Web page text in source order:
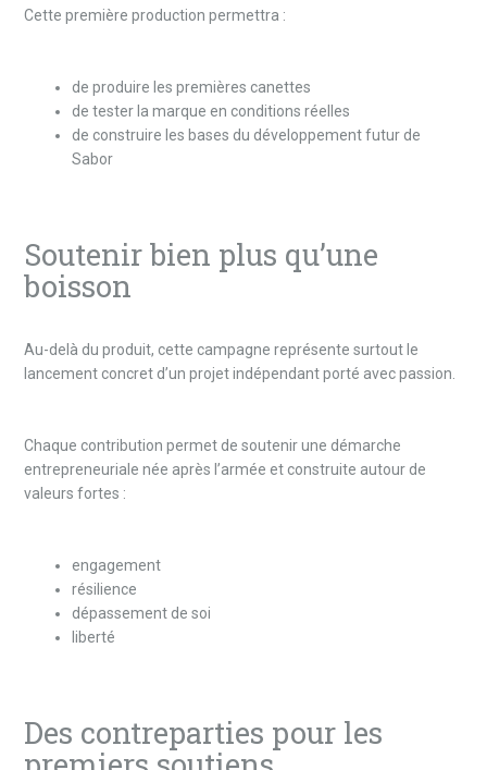
Cette première production permettra :
de produire les premières canettes
de tester la marque en conditions réelles
de construire les bases du développement futur de
Sabor
Soutenir bien plus qu’une
boisson
Au-delà du produit, cette campagne représente surtout le
lancement concret d’un projet indépendant porté avec passion.
Chaque contribution permet de soutenir une démarche
entrepreneuriale née après l’armée et construite autour de
valeurs fortes :
engagement
résilience
dépassement de soi
liberté
Des contreparties pour les